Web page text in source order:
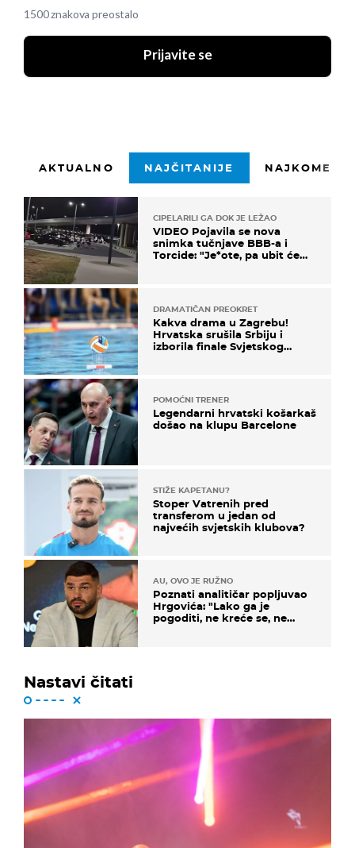
1500 znakova preostalo
Prijavite se
AKTUALNO NAJČITANIJE
CIPELARILI GA DOK JE LEŽAO
VIDEO Pojavila se nova
snimka tučnjave BBB-a i
Torcide: "Je*ote, pa ubit će
DRAMATIČAN PREOKRET
Kakva drama u Zagrebu!
Hrvatska srušila Srbiju i
izborila finale Svjetskog
POMOĆNI TRENER
Legendarni hrvatski košarkaš
došao na klupu Barcelone
STIŽE KAPETANU?
Stoper Vatrenih pred
transferom u jedan od
najvećih svjetskih klubova?
AU, OVO JE RUŽNO
Poznati analitičar popljuvao
Hrgovića: "Lako ga je
pogoditi, ne kreće se, ne
Nastavi čitati